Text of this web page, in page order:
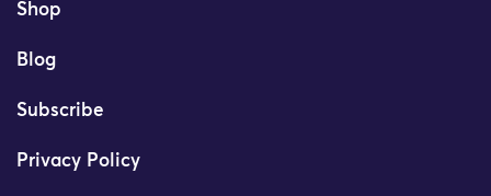
Shop
Blog
Subscribe
Privacy Policy